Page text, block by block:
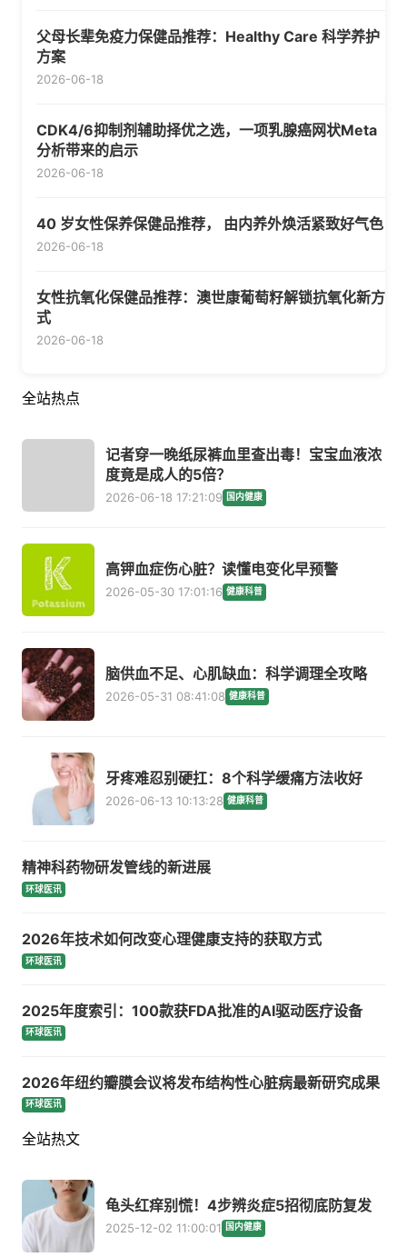
父母长辈免疫力保健品推荐：Healthy Care 科学养护
方案
2026-06-18
CDK4/6抑制剂辅助择优之选，一项乳腺癌网状Meta
分析带来的启示
2026-06-18
40 岁女性保养保健品推荐， 由内养外焕活紧致好气色
2026-06-18
女性抗氧化保健品推荐：澳世康葡萄籽解锁抗氧化新方
式
2026-06-18
全站热点
记者穿一晚纸尿裤血里查出毒！宝宝血液浓
度竟是成人的5倍？
2026-06-18 17:21:09 国内健康
高钾血症伤心脏？读懂电变化早预警
2026-05-30 17:01:16 健康科普
脑供血不足、心肌缺血：科学调理全攻略
2026-05-31 08:41:08 健康科普
牙疼难忍别硬扛：8个科学缓痛方法收好
2026-06-13 10:13:28 健康科普
精神科药物研发管线的新进展
环球医讯
2026年技术如何改变心理健康支持的获取方式
环球医讯
2025年度索引：100款获FDA批准的AI驱动医疗设备
环球医讯
2026年纽约瓣膜会议将发布结构性心脏病最新研究成果
环球医讯
全站热文
龟头红痒别慌！4步辨炎症5招彻底防复发
2025-12-02 11:00:01 国内健康